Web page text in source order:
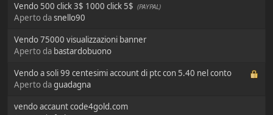
Vendo 500 click 3$ 1000 click 5$ (PAYPAL)
Aperto dasnello90
Vendo 75000 visualizzazioni banner
Aperto da bastardobuono
Vendo a soli 99 centesimi account di ptc con 5.40 nel conto
Aperto daguadagna
vendo accaunt code4gold.com